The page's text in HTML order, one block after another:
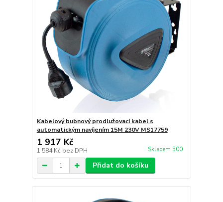
Kabelový bubnový prodlužovací kabel s
automatickým navíjením 15M 230V MS17759
1 917 Kč
1 584 Kč bez DPH Skladem 500
Přidat do košíku